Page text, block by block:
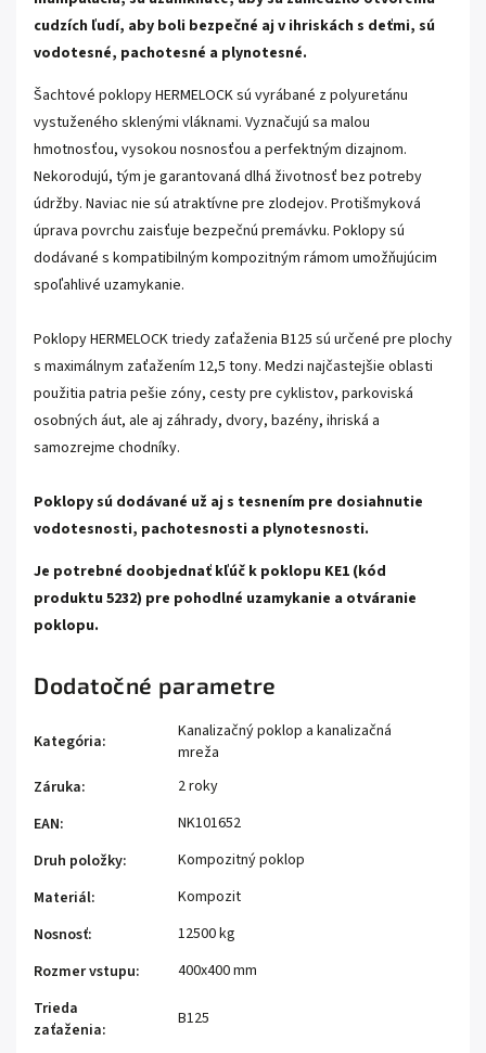
cudzích ľudí, aby boli bezpečné aj v ihriskách s deťmi, sú
vodotesné, pachotesné a plynotesné.
Šachtové poklopy HERMELOCK sú vyrábané z polyuretánu
vystuženého sklenými vláknami. Vyznačujú sa malou
hmotnosťou, vysokou nosnosťou a perfektným dizajnom.
Nekorodujú, tým je garantovaná dlhá životnosť bez potreby
údržby. Naviac nie sú atraktívne pre zlodejov. Protišmyková
úprava povrchu zaisťuje bezpečnú premávku. Poklopy sú
dodávané s kompatibilným kompozitným rámom umožňujúcim
spoľahlivé uzamykanie.
Poklopy HERMELOCK triedy zaťaženia B125 sú určené pre plochy
s maximálnym zaťažením 12,5 tony. Medzi najčastejšie oblasti
použitia patria pešie zóny, cesty pre cyklistov, parkoviská
osobných áut, ale aj záhrady, dvory, bazény, ihriská a
samozrejme chodníky.
Poklopy sú dodávané už aj s tesnením pre dosiahnutie
vodotesnosti, pachotesnosti a plynotesnosti.
Je potrebné doobjednať kľúč k poklopu KE1 (kód
produktu 5232) pre pohodlné uzamykanie a otváranie
poklopu.
Dodatočné parametre
Kategória:
Kanalizačný poklop a kanalizačná
mreža
Záruka:
2 roky
EAN:
NK101652
Druh položky:
Kompozitný poklop
Materiál:
Kompozit
Nosnosť:
12500 kg
Rozmer vstupu:
400x400 mm
Trieda
zaťaženia:
B125